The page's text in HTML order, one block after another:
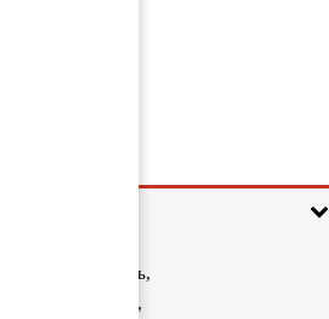
Ростовская область,
Аксайский район,